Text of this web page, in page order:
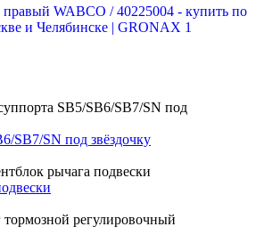
SB7/SN под звёздочку